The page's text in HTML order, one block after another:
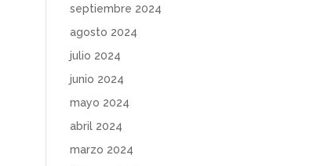
septiembre 2024
agosto 2024
julio 2024
junio 2024
mayo 2024
abril 2024
marzo 2024